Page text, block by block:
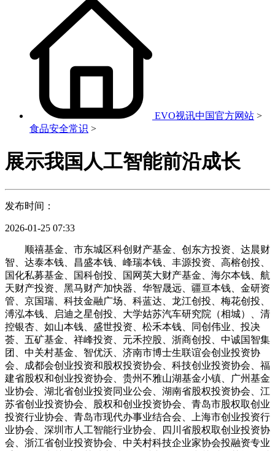
EVO视讯中国官方网站 >
食品安全常识 >
展示我国人工智能前沿成长
发布时间：
2026-01-25 07:33
顺禧基金、市东城区科创财产基金、创东方投资、达晨财
智、达泰本钱、昌盛本钱、峰瑞本钱、丰源投资、高榕创投、
国化私募基金、国科创投、国网英大财产基金、海尔本钱、航
天财产投资、黑马财产加快器、华智晟远、疆亘本钱、金研资
管、京国瑞、科技金融广场、科蓝达、龙江创投、梅花创投、
溥泓本钱、启迪之星创投、大学姑苏汽车研究院（相城）、清
控银杏、如山本钱、盛世投资、松禾本钱、同创伟业、投决
荟、五矿基金、祥峰投资、元禾控股、浙商创投、中诚国智集
团、中关村基金、智优沃、济南市博士生联谊会创业投资协
会、成都会创业投资和股权投资协会、科技创业投资协会、福
建省股权和创业投资协会、贵州不雅山湖基金小镇、广州基金
业协会、湖北省创业投资同业公会、湖南省股权投资协会、江
苏省创业投资协会、股权和创业投资协会、青岛市股权取创业
投资行业协会、青岛市现代办事业结合会、上海市创业投资行
业协会、深圳市人工智能行业协会、四川省股权取创业投资协
会、浙江省创业投资协会、中关村科技企业家协会投融资专业